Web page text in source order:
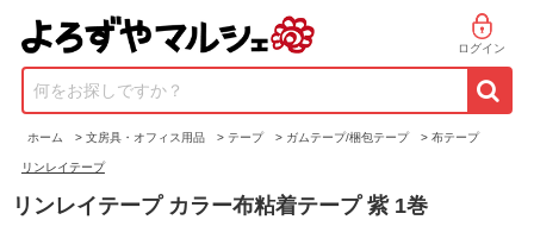
ログイン
何をお探しですか？
ホーム > 文房具・オフィス用品 > テープ > ガムテープ/梱包テープ > 布テープ
リンレイテープ
リンレイテープ カラー布粘着テープ 紫 1巻